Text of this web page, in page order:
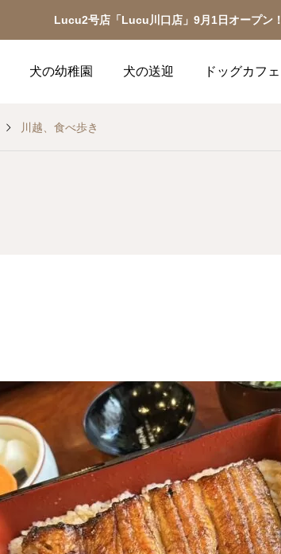
Lucu2号店「Lucu川口店」9月1日オープン！
犬の幼稚園 犬の送迎 ドッグカフェ
川越、食べ歩き